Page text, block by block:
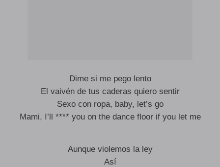
Dime si me pego lento
El vaivén de tus caderas quiero sentir
Sexo con ropa, baby, let’s go
Mami, I’ll **** you on the dance floor if you let me
Aunque violemos la ley
Así